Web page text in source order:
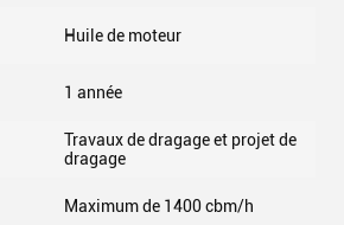
Huile de moteur
1 année
Travaux de dragage et projet de
dragage
Maximum de 1400 cbm/h